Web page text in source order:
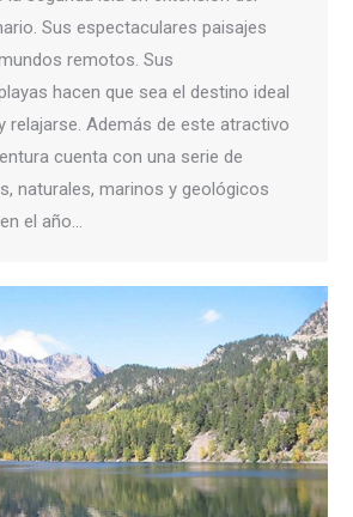
Sus espectaculares paisajes
remotos. Sus
hacen que sea el destino ideal
relajarse. Además de este atractivo
cuenta con una serie de
naturales, marinos y geológicos
el año…